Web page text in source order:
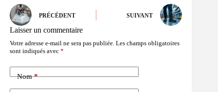
PRÉCÉDENT SUIVANT
Laisser un commentaire
Votre adresse e-mail ne sera pas publiée. Les champs obligatoires
sont indiqués avec *
Nom*